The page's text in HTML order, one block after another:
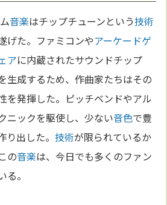
音楽はチップチューンという技術
げた。ファミコンやアーケードゲ
アに内蔵されたサウンドチップ
生成するため、作曲家たちはその
を発揮した。ピッチベンドやアル
ニックを駆使し、少ない音色で豊
り出した。技術が限られているか
の音楽は、今日でも多くのファン
。